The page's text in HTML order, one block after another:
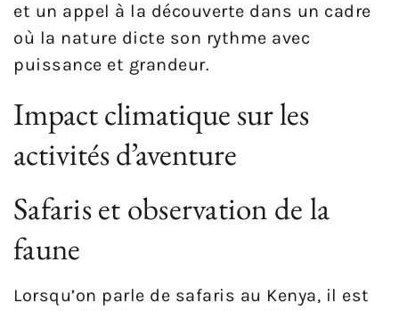
et un appel à la découverte dans un cadre
où la nature dicte son rythme avec
puissance et grandeur.
Impact climatique sur les
activités d’aventure
Safaris et observation de la
faune
Lorsqu’on parle de safaris au Kenya, il est